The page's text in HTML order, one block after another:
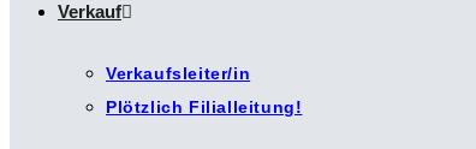
Verkauf
Verkaufsleiter/in
Plötzlich Filialleitung!